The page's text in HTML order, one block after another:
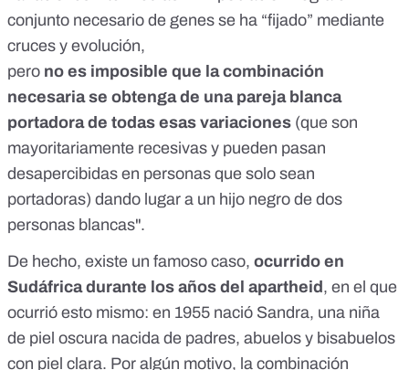
conjunto necesario de genes se ha “fijado” mediante
cruces y evolución,
pero no es imposible que la combinación
necesaria se obtenga de una pareja blanca
portadora de todas esas variaciones (que son
mayoritariamente recesivas y pueden pasan
desapercibidas en personas que solo sean
portadoras) dando lugar a un hijo negro de dos
personas blancas".
De hecho, existe un famoso caso, ocurrido en
Sudáfrica durante los años del apartheid, en el que
ocurrió esto mismo: en 1955 nació Sandra, una niña
de piel oscura nacida de padres, abuelos y bisabuelos
con piel clara. Por algún motivo, la combinación